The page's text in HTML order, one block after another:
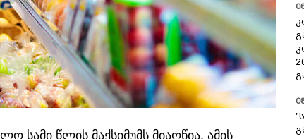
სამი წლის მაქსიმუმს მიაღწია. ამის